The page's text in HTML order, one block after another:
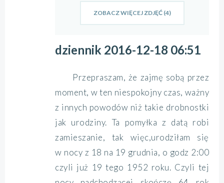
ZOBACZ WIĘCEJ ZDJĘĆ (4)
dziennik 2016-12-18 06:51
Przepraszam, że zajmę sobą przez
moment, w ten niespokojny czas, ważny
z innych powodów niż takie drobnostki
jak urodziny. Ta pomyłka z datą robi
zamieszanie, tak więc,urodziłam się
w nocy z 18 na 19 grudnia, o godz 2:00
czyli już 19 tego 1952 roku. Czyli tej